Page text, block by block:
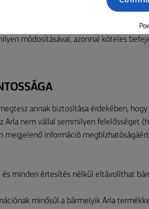
általunk végrehajtott módosítást
a Felhasználási feltételeket.
módosításával, azonnal köteles
annak biztosítása érdekében,
Arla nem vállal semmilyen felelősséget
megjelenő információ
és minden értesítés nélkül eltávolíthat
minősül a bármelyik Arla